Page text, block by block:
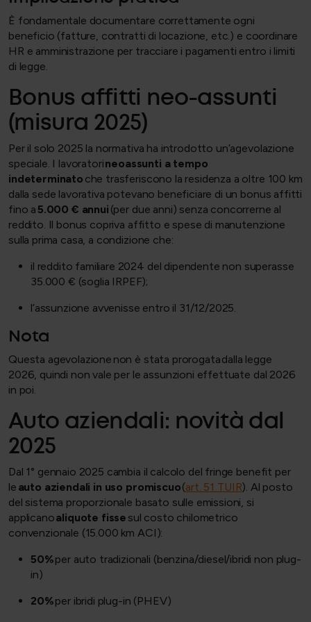
È fondamentale documentare correttamente ogni
beneficio (fatture, contratti di locazione, etc.) e coordinare
HR e amministrazione per tracciare i pagamenti entro i limiti
di legge.
Bonus affitti neo-assunti
(misura 2025)
Per il solo 2025 la normativa ha introdotto un’agevolazione
speciale. I lavoratorineoassunti a tempo
indeterminato che trasferiscono la residenza a oltre 100 km
dalla sede lavorativa potevano beneficiare di un bonus affitti
fino a 5.000 € annui (per due anni) senza concorrerne al
reddito. Il bonus copriva affitto e spese di manutenzione
sulla prima casa, a condizione che:
il reddito familiare 2024 del dipendente non superasse
35.000 € (soglia IRPEF);
l’assunzione avvenisse entro il 31/12/2025.
Nota
Questa agevolazione non è stata prorogata dalla legge
2026, quindi non vale per le assunzioni effettuate dal 2026
in poi.
Auto aziendali: novità dal
2025
Dal 1° gennaio 2025 cambia il calcolo del fringe benefit per
le auto aziendali in uso promiscuo(art. 51 TUIR). Al posto
del sistema proporzionale basato sulle emissioni, si
applicanoaliquote fisse sul costo chilometrico
convenzionale (15.000 km ACI):
50%per auto tradizionali (benzina/diesel/ibridi non plug-
in)
20%per ibridi plug-in (PHEV)